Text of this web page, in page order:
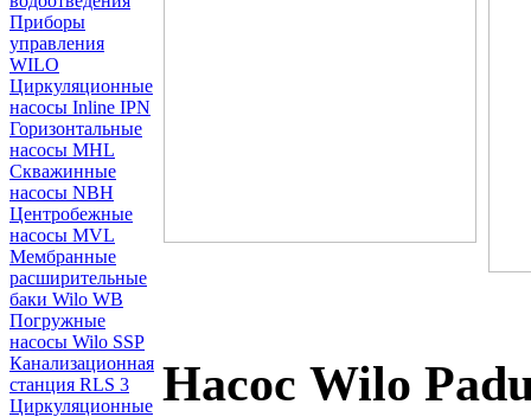
Приборы
управления
WILO
Циркуляционные
насосы Inline IPN
Горизонтальные
насосы MHL
Скважинные
насосы NBH
Центробежные
насосы MVL
Мембранные
расширительные
баки Wilo WB
Погружные
насосы Wilo SSP
Канализационная
станция RLS 3
Циркуляционные Насос Wilo